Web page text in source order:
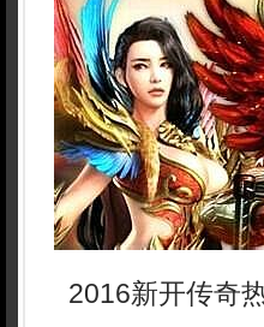
2016新开传奇